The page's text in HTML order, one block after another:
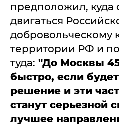
предположил, куда
двигаться
добровольческому
территории РФ и
туда: "До Москвы
быстро, если
решение и эти
станут серьезной
лучшее